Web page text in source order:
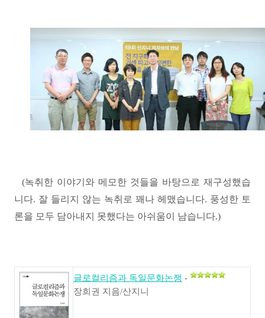
(녹취한 이야기와 메모한 것들을 바탕으로 재구성했습
니다. 잘 들리지 않는 녹취로 꽤나 헤맸습니다. 풍성한 토
론을 모두 담아내지 못했다는 아쉬움이 남습니다.)
글로컬리즘과 독일문화논쟁 -
장희권 지음/산지니